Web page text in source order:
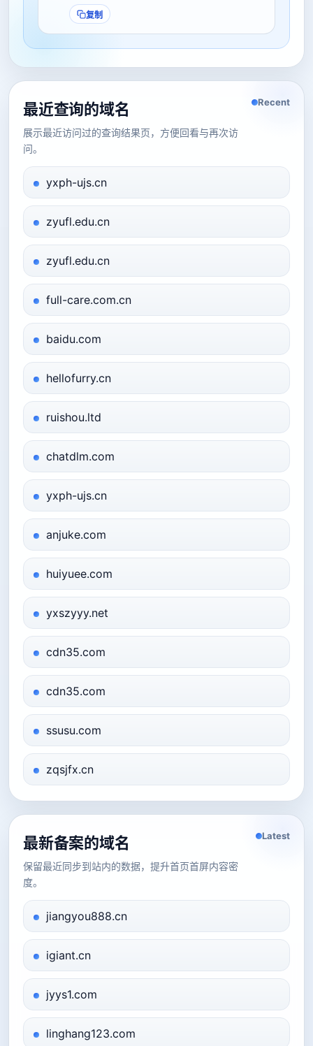
复制
最近查询的域名
展示最近访问过的查询结果页，方便回看与再次访
问。
Recent
yxph-ujs.cn
zyufl.edu.cn
zyufl.edu.cn
full-care.com.cn
baidu.com
hellofurry.cn
ruishou.ltd
chatdlm.com
yxph-ujs.cn
anjuke.com
huiyuee.com
yxszyyy.net
cdn35.com
cdn35.com
ssusu.com
zqsjfx.cn
最新备案的域名
保留最近同步到站内的数据，提升首页首屏内容密
度。
Latest
jiangyou888.cn
igiant.cn
jyys1.com
linghang123.com